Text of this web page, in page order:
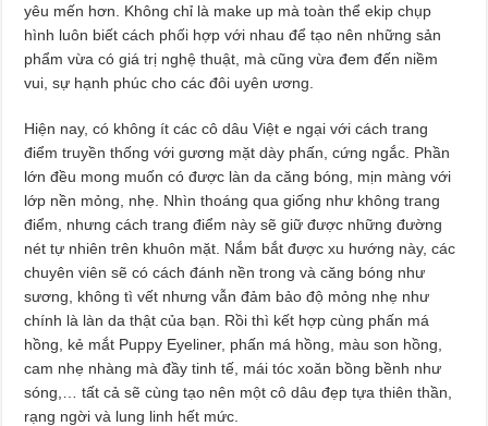
yêu mến hơn. Không chỉ là make up mà toàn thể ekip chụp
hình luôn biết cách phối hợp với nhau để tạo nên những sản
phẩm vừa có giá trị nghệ thuật, mà cũng vừa đem đến niềm
vui, sự hạnh phúc cho các đôi uyên ương.
Hiện nay, có không ít các cô dâu Việt e ngại với cách trang
điểm truyền thống với gương mặt dày phấn, cứng ngắc. Phần
lớn đều mong muốn có được làn da căng bóng, mịn màng với
lớp nền mỏng, nhẹ. Nhìn thoáng qua giống như không trang
điểm, nhưng cách trang điểm này sẽ giữ được những đường
nét tự nhiên trên khuôn mặt. Nắm bắt được xu hướng này, các
chuyên viên sẽ có cách đánh nền trong và căng bóng như
sương, không tì vết nhưng vẫn đảm bảo độ mỏng nhẹ như
chính là làn da thật của bạn. Rồi thì kết hợp cùng phấn má
hồng, kẻ mắt Puppy Eyeliner, phấn má hồng, màu son hồng,
cam nhẹ nhàng mà đầy tinh tế, mái tóc xoăn bồng bềnh như
sóng,… tất cả sẽ cùng tạo nên một cô dâu đẹp tựa thiên thần,
rạng ngời và lung linh hết mức.